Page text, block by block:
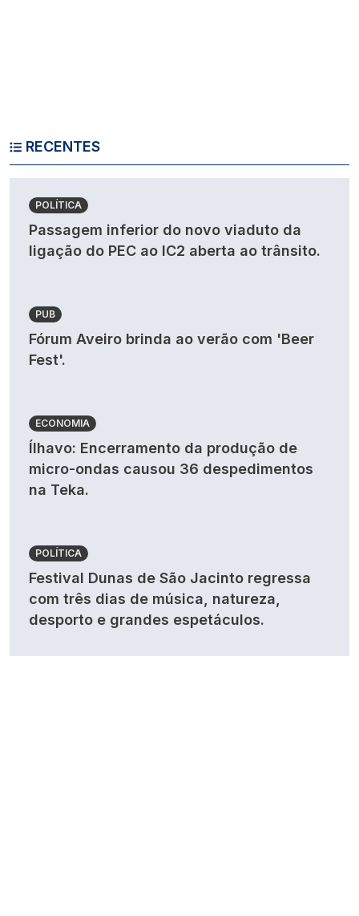
RECENTES
POLÍTICA
Passagem inferior do novo viaduto da
ligação do PEC ao IC2 aberta ao trânsito.
PUB
Fórum Aveiro brinda ao verão com 'Beer
Fest'.
ECONOMIA
Ílhavo: Encerramento da produção de
micro-ondas causou 36 despedimentos
na Teka.
POLÍTICA
Festival Dunas de São Jacinto regressa
com três dias de música, natureza,
desporto e grandes espetáculos.